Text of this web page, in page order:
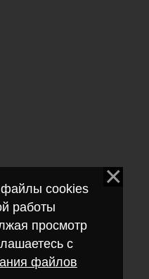
файлы cookies
работы
просмотр
с
файлов